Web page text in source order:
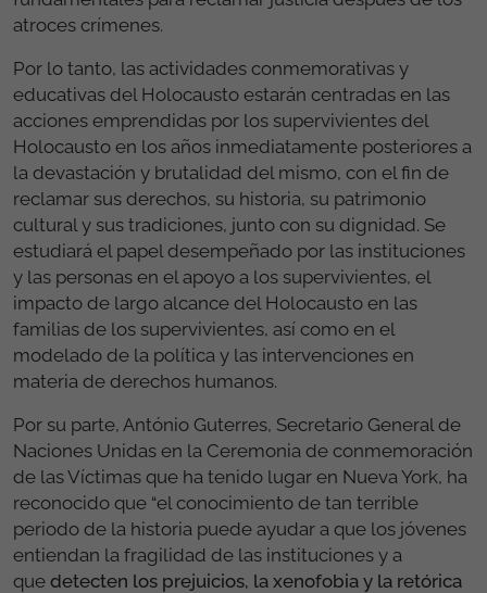
atroces crímenes.
Por lo tanto, las actividades conmemorativas y
educativas del Holocausto estarán centradas en las
acciones emprendidas por los supervivientes del
Holocausto en los años inmediatamente posteriores a
la devastación y brutalidad del mismo, con el fin de
reclamar sus derechos, su historia, su patrimonio
cultural y sus tradiciones, junto con su dignidad. Se
estudiará el papel desempeñado por las instituciones
y las personas en el apoyo a los supervivientes, el
impacto de largo alcance del Holocausto en las
familias de los supervivientes, así como en el
modelado de la política y las intervenciones en
materia de derechos humanos.
Por su parte, António Guterres, Secretario General de
Naciones Unidas en la Ceremonia de conmemoración
de las Víctimas que ha tenido lugar en Nueva York, ha
reconocido que “el conocimiento de tan terrible
periodo de la historia puede ayudar a que los jóvenes
entiendan la fragilidad de las instituciones y a
que detecten los prejuicios, la xenofobia y la retórica